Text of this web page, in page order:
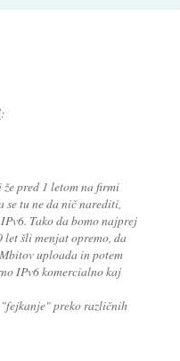
:
že pred 1 letom na firmi
se tu ne da nič narediti,
Tako da bomo najprej
let šli menjat opremo, da
uploada in potem
IPv6 komercialno kaj
"fejkanje" preko različnih